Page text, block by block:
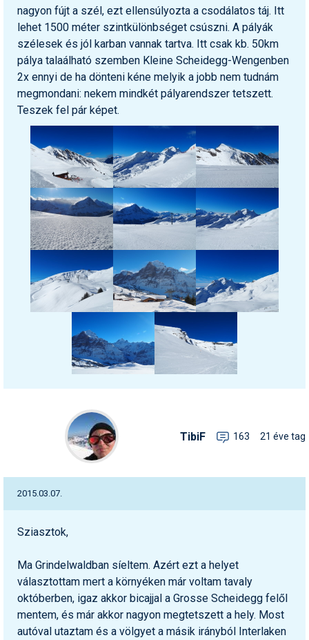
nagyon fújt a szél, ezt ellensúlyozta a csodálatos táj. Itt
lehet 1500 méter szintkülönbséget csúszni. A pályák
szélesek és jól karban vannak tartva. Itt csak kb. 50km
pálya talaálható szemben Kleine Scheidegg-Wengenben
2x ennyi de ha dönteni kéne melyik a jobb nem tudnám
megmondani: nekem mindkét pályarendszer tetszett.
Teszek fel pár képet.
TibiF 163 21 éve tag
2015.03.07.
Sziasztok,
Ma Grindelwaldban síeltem. Azért ezt a helyet
választottam mert a környéken már voltam tavaly
októberben, igaz akkor bicajjal a Grosse Scheidegg felől
mentem, és már akkor nagyon megtetszett a hely. Most
autóval utaztam és a völgyet a másik irányból Interlaken